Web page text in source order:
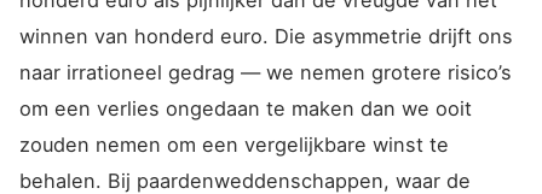
winnen van honderd euro. Die asymmetrie drijft ons
naar irrationeel gedrag — we nemen grotere risico’s
om een verlies ongedaan te maken dan we ooit
zouden nemen om een vergelijkbare winst te
behalen. Bij paardenweddenschappen, waar de